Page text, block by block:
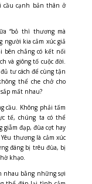
cầu cạnh bản thân ở
“bỏ thì thương mà
kia cảm xúc giả
bên chẳng có kết nối
và giông tố cuộc đời.
tư cách để cùng tận
thể che chở cho
mất nhau?
cầu. Không phải tấm
tế, chúng ta có thể
đạp, đùa cợt hay
thương là cảm xúc
đáng bị trêu đùa, bị
khạo.
nhau bằng những sợi